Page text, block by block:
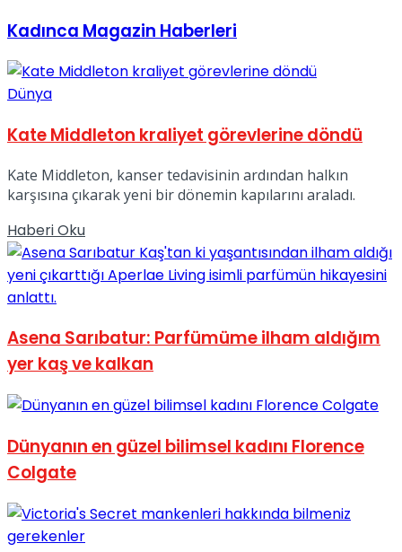
Kadınca Magazin Haberleri
Dünya
Kate Middleton kraliyet görevlerine döndü
Kate Middleton, kanser tedavisinin ardından halkın
karşısına çıkarak yeni bir dönemin kapılarını araladı.
Haberi OkuDetails
Asena Sarıbatur: Parfümüme ilham aldığım
yer kaş ve kalkan
Dünyanın en güzel bilimsel kadını Florence
Colgate